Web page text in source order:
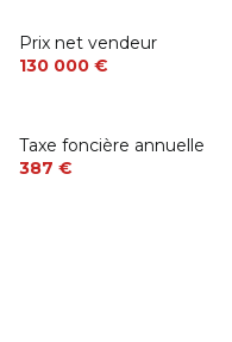
Chambre
Salle de douche
Dépendance
Prix net vendeur
130 000 €
Taxe foncière annuelle
387 €